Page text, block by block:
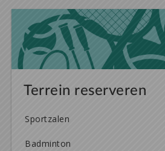
Terrein reserveren
Sportzalen
Badminton